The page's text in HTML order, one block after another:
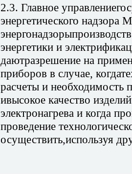
2.3. Главное
энергетического надзора
энергетики и
даютразрешение на
приборов в случае,
расчеты и необходимость
ивысокое качество
электронагрева и когда
проведение
осуществить,используя